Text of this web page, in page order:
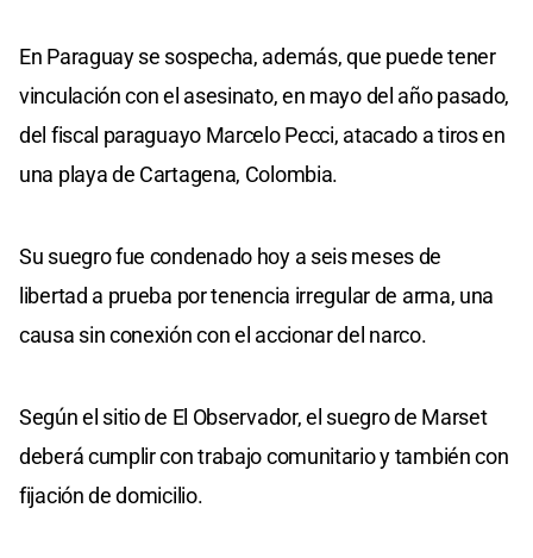
En Paraguay se sospecha, además, que puede tener
vinculación con el asesinato, en mayo del año pasado,
del fiscal paraguayo Marcelo Pecci, atacado a tiros en
una playa de Cartagena, Colombia.
Su suegro fue condenado hoy a seis meses de
libertad a prueba por tenencia irregular de arma, una
causa sin conexión con el accionar del narco.
Según el sitio de El Observador, el suegro de Marset
deberá cumplir con trabajo comunitario y también con
fijación de domicilio.